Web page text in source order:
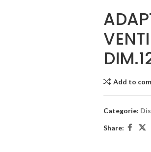
Add to
Categorie:
Share: